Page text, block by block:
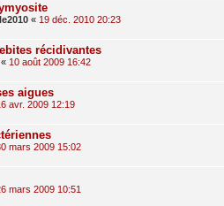
« 19 déc. 2010 20:23
récidivantes
« 10 août 2009 16:42
aigues
avr. 2009 12:19
mars 2009 15:02
mars 2009 10:51